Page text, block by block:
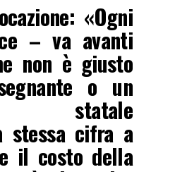
«Ogni
– va avanti
non è giusto
o un
statale
stessa cifra a
il costo della